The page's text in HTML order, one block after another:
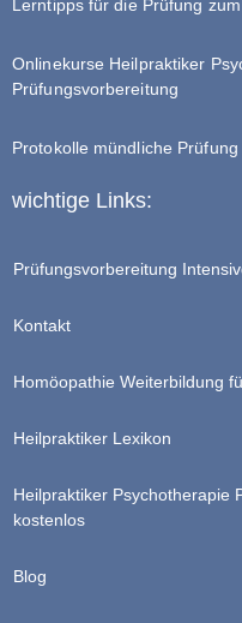
Lerntipps für die Prüfung
Onlinekurse Heilpraktiker
Prüfungsvorbereitung
Protokolle mündliche
wichtige Links:
Prüfungsvorbereitung
Kontakt
Homöopathie Weiterbildung
Heilpraktiker Lexikon
Heilpraktiker Psychotherapie
kostenlos
Blog